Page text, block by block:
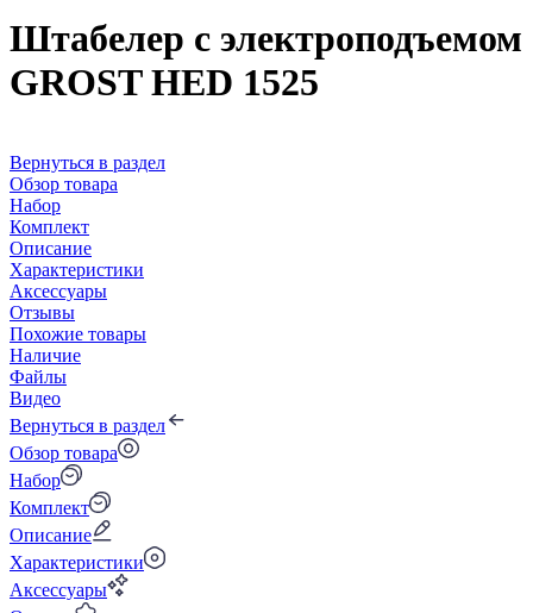
Штабелер с электроподъемом
GROST HED 1525
Вернуться в раздел
Обзор товара
Набор
Комплект
Описание
Характеристики
Аксессуары
Отзывы
Похожие товары
Наличие
Файлы
Видео
Вернуться в раздел
Обзор товара
Набор
Комплект
Описание
Характеристики
Аксессуары